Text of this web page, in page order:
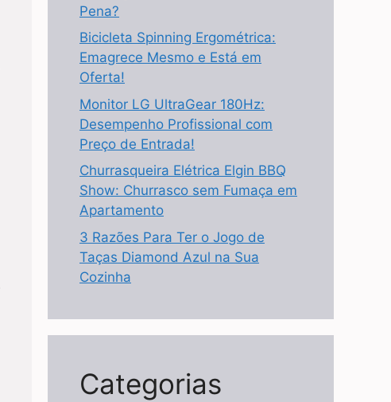
Pena?
Bicicleta Spinning Ergométrica:
Emagrece Mesmo e Está em
Oferta!
Monitor LG UltraGear 180Hz:
Desempenho Profissional com
Preço de Entrada!
Churrasqueira Elétrica Elgin BBQ
Show: Churrasco sem Fumaça em
Apartamento
3 Razões Para Ter o Jogo de
Taças Diamond Azul na Sua
Cozinha
Categorias